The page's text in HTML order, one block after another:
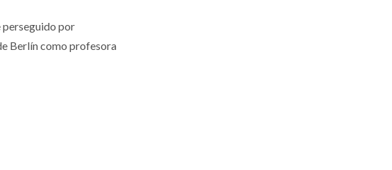
perseguido por
Berlín como profesora